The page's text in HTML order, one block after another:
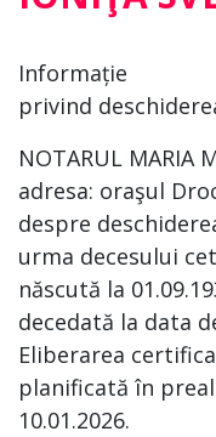
Informație
privind
NOTARUL MARIA
adresa: oraşul
despre
urma decesului
născută la
decedată la data
Eliberarea
planificată în
10.01.2026.